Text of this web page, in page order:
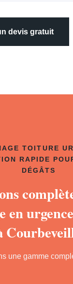
devis gratuit
TOITURE
RAPIDE
DÉGÂTS
en
une gamme